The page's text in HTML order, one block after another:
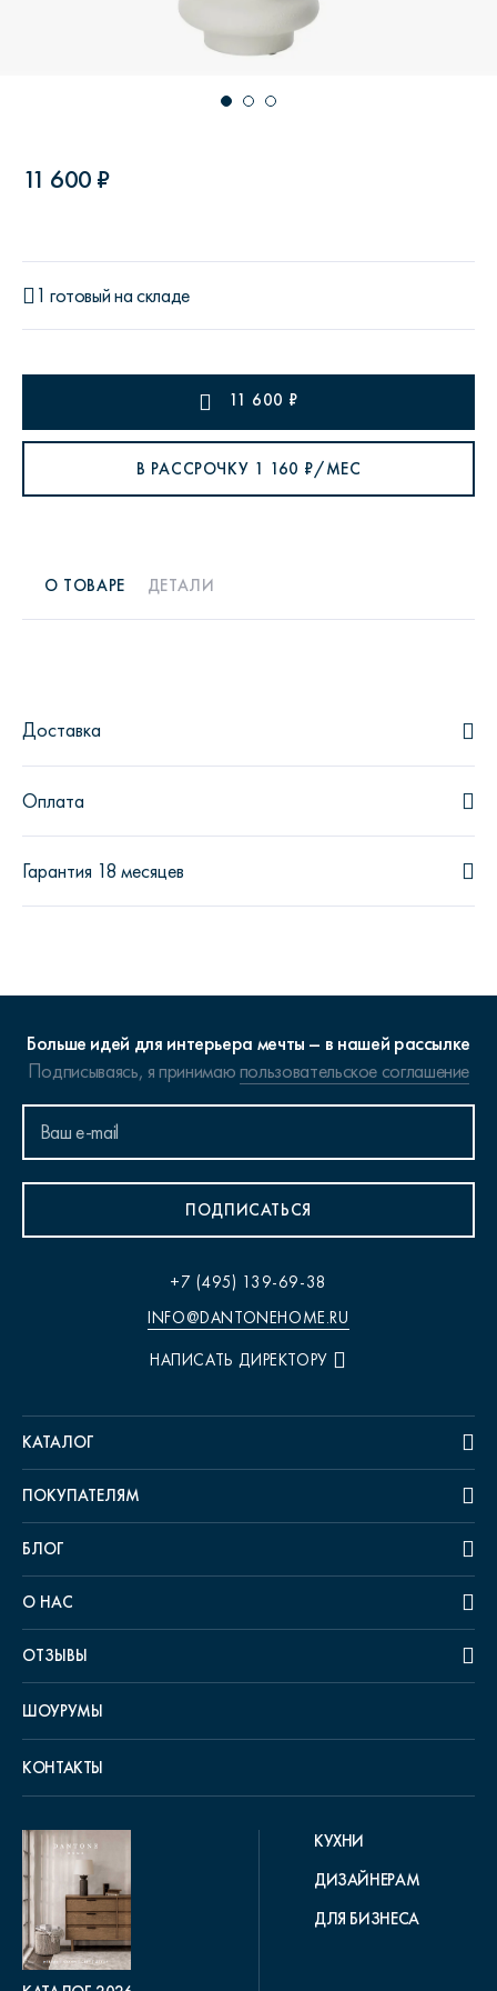
11 600 ₽
1 готовый на складе
11 600 ₽
В РАССРОЧКУ 1 160 ₽/МЕС
О ТОВАРЕ ДЕТАЛИ
Доставка
Оплата
Гарантия 18 месяцев
Больше идей для интерьера мечты – в нашей рассылке
Подписываясь, я принимаюпользовательское соглашение
ПОДПИСАТЬСЯ
+7 (495) 139-69-38
INFO@DANTONEHOME.RU
НАПИСАТЬ ДИРЕКТОРУ
КАТАЛОГ
ПОКУПАТЕЛЯМ
БЛОГ
О НАС
ОТЗЫВЫ
ШОУРУМЫ
КОНТАКТЫ
КУХНИ
ДИЗАЙНЕРАМ
ДЛЯ БИЗНЕСА